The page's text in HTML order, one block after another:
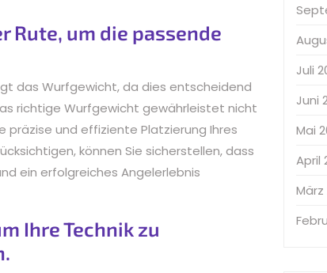
Rute, um die passende
das Wurfgewicht, da dies entscheidend
richtige Wurfgewicht gewährleistet nicht
präzise und effiziente Platzierung Ihres
können Sie sicherstellen, dass
ein erfolgreiches Angelerlebnis
Ihre Technik zu
Juli
Juni
Mai
April
März